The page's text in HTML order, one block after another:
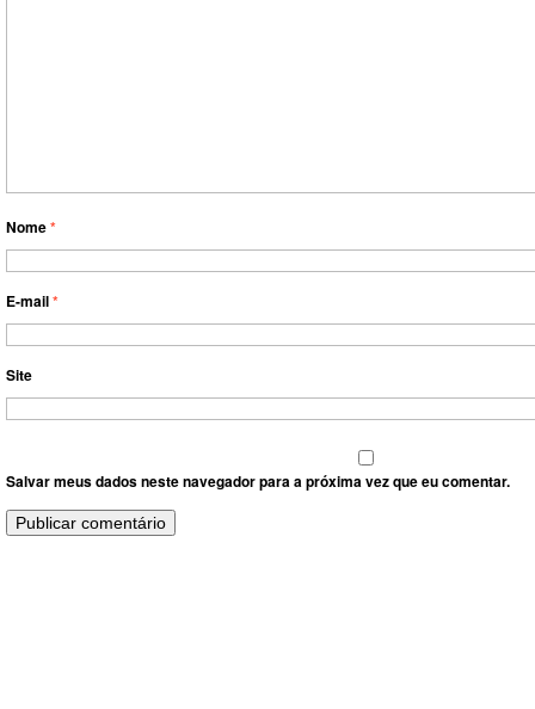
Nome*
E-mail*
Site
Salvar meus dados neste navegador para a próxima vez que eu comentar.